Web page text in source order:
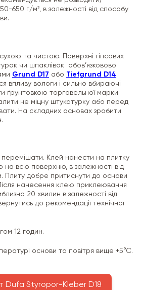
650 г/м², в залежності від способу
та чистою. Поверхні гіпсових
чи шпаклівок обов’язковово
Grund D17 або Tiefgrund D14.
впливу вологи і сильно вбираючі
ґрунтовкою торговельної марки
не міцну штукатурку або перед
На складних основах зробити
перемішати. Клей нанести на плитку
на всю поверхню, в залежності від
Плиту добре притиснути до основи
нанесення клею приклеювання
20 хвилин в залежності від
до рекомендації технічної
12 годин.
основи та повітря вище +5°С.
Dufa Styropor-Kleber D18